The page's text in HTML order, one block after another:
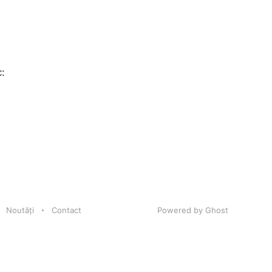
Noutăți Contact Powered by Ghost